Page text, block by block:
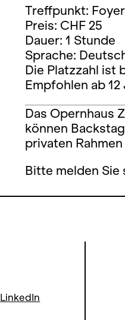
Treffpunkt:
Preis: CHF 25
Dauer: 1 Stunde
Sprache:
Die Platzzahl ist
Empfohlen ab 12
Das Opernhaus
können
privaten
Bitte melden
LinkedIn